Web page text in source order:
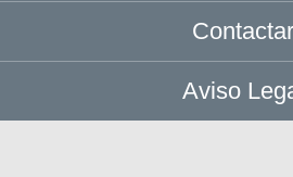
Contactar
Aviso